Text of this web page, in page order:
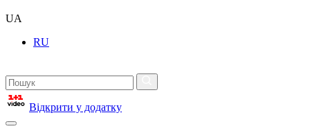
UA
RU
Відкрити у додатку